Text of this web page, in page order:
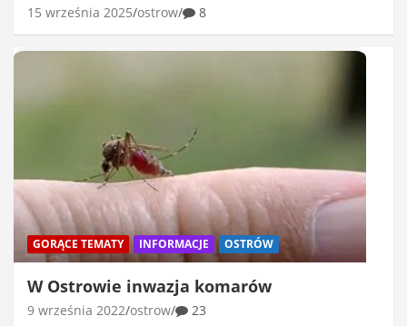
15 września 2025 ostrow 8
GORĄCE TEMATY INFORMACJE OSTRÓW
W Ostrowie inwazja komarów
9 września 2022 ostrow 23